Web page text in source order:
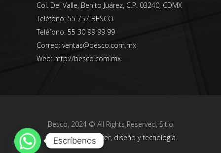
Col. Del Valle, Benito Juárez, C.P. 03240, CDMX
Teléfono: 55 757 BESCO
Teléfono: 55 30 99 99 99
Correo: ventas@besco.com.mx
Web: http://besco.com.mx
Besco, 2024 © All Rights Reserved, Sitio
elaborado porFuzer, diseño y tecnología.
Escríbenos